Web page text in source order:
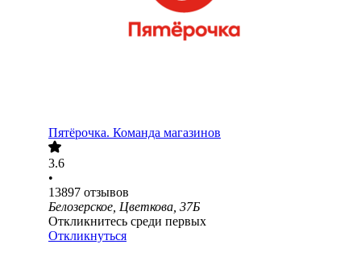
Пятёрочка. Команда магазинов
3.6
•
13897 отзывов
Белозерское, Цветкова, 37Б
Откликнитесь среди первых
Откликнуться